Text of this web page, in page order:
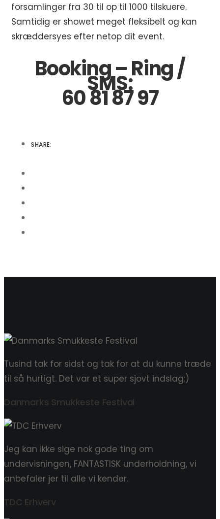
forsamlinger fra 30 til op til 1000 tilskuere.
Samtidig er showet meget fleksibelt og kan
skræddersyes efter netop dit event.
Booking – Ring /
SMS:
60 81 87 97
SHARE:
Tusind tak for sidst og tak for at du kunne træde
til så hurtigt. Det var et super sjovt indslag:)
Danmarks Smukkeste Festival
Jeg kan ikke sige nok gode ting om
undervisningen, FANTASTISK underholdning, vi
anbefaler jer til alle vi kender.
TDC Erhverv